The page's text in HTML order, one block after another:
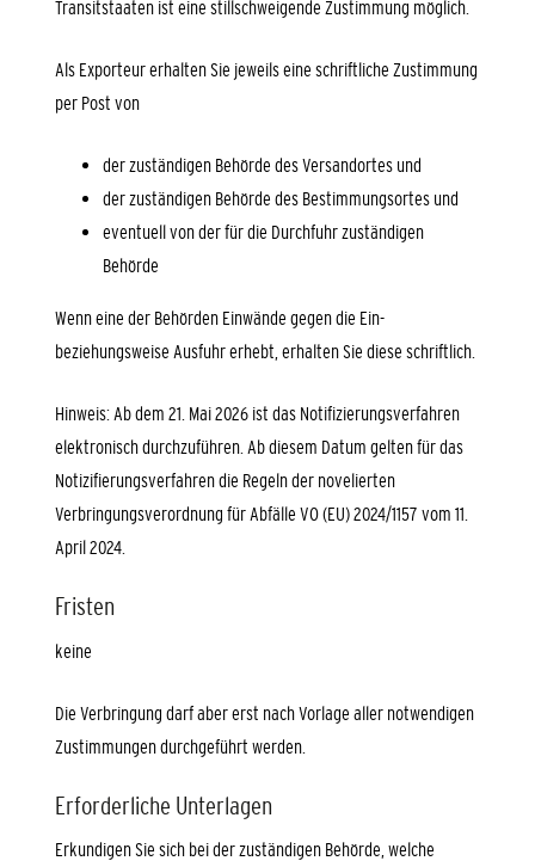
Transitstaaten ist eine stillschweigende Zustimmung möglich.
Als Exporteur erhalten Sie jeweils eine schriftliche Zustimmung
per Post von
der zuständigen Behörde des Versandortes und
der zuständigen Behörde des Bestimmungsortes und
eventuell von der für die Durchfuhr zuständigen
Behörde
Wenn eine der Behörden Einwände gegen die Ein-
beziehungsweise Ausfuhr erhebt, erhalten Sie diese schriftlich.
Hinweis: Ab dem 21. Mai 2026 ist das Notifizierungsverfahren
elektronisch durchzuführen. Ab diesem Datum gelten für das
Notizifierungsverfahren die Regeln der novelierten
Verbringungsverordnung für Abfälle VO (EU) 2024/1157 vom 11.
April 2024.
Fristen
keine
Die Verbringung darf aber erst nach Vorlage aller notwendigen
Zustimmungen durchgeführt werden.
Erforderliche Unterlagen
Erkundigen Sie sich bei der zuständigen Behörde, welche